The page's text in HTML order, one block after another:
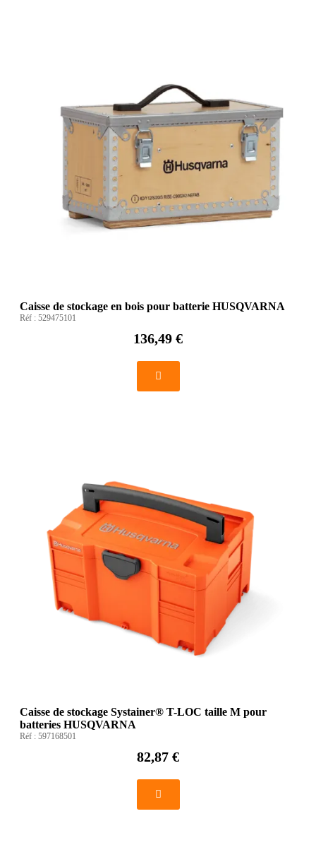
Caisse de stockage en bois pour batterie HUSQVARNA
Réf : 529475101
136,49 €
Caisse de stockage Systainer® T-LOC taille M pour
batteries HUSQVARNA
Réf : 597168501
82,87 €